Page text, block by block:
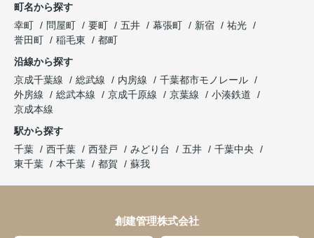
町名から探す
幸町
問屋町 要町 五井 幕張町 新宿
祐光
誉田町
稲毛東
都町
沿線から探す
京成千葉線
総武線 内房線
千葉都市モノレール
外房線
総武本線 京成千原線 京葉線
小湊鉄道
京成本線
駅から探す
千葉
西千葉 西登戸 みどり台 五井
千葉中央
東千葉
本千葉 都賀 蘇我
創建管理株式会社